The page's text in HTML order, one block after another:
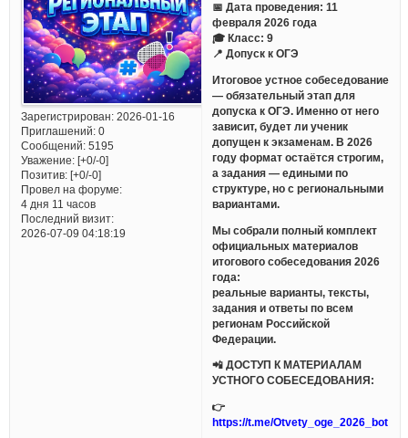
Зарегистрирован: 2026-01-16
Приглашений:0
Сообщений:5195
Уважение: [+0/-0]
Позитив: [+0/-0]
Провел на форуме:
4 дня 11 часов
Последний визит:
2026-07-09 04:18:19
📅 Дата проведения: 11
февраля 2026 года
🎓 Класс: 9
📍 Допуск к ОГЭ
Итоговое устное собеседование
— обязательный этап для
допуска к ОГЭ. Именно от него
зависит, будет ли ученик
допущен к экзаменам. В 2026
году формат остаётся строгим,
а задания — едиными по
структуре, но с региональными
вариантами.
Мы собрали полный комплект
официальных материалов
итогового собеседования 2026
года:
реальные варианты, тексты,
задания и ответы по всем
регионам Российской
Федерации.
📲 ДОСТУП К МАТЕРИАЛАМ
УСТНОГО СОБЕСЕДОВАНИЯ:
👉
https://t.me/Otvety_oge_2026_bot